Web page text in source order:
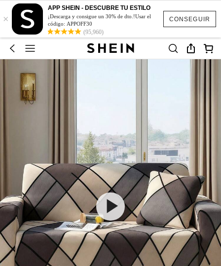
CONSEGUIR
×
APP SHEIN - DESCUBRE TU ESTILO
¡Descarga y consigue un 30% de dto.!Usar el
código: APPOFF30
(95,960)